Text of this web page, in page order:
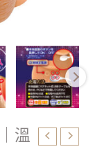
溫